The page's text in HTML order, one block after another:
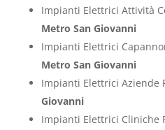
Impianti Elettrici Attività
Metro San Giovanni
Impianti Elettrici
Metro San Giovanni
Impianti Elettrici Aziende
Giovanni
Impianti Elettrici Cliniche